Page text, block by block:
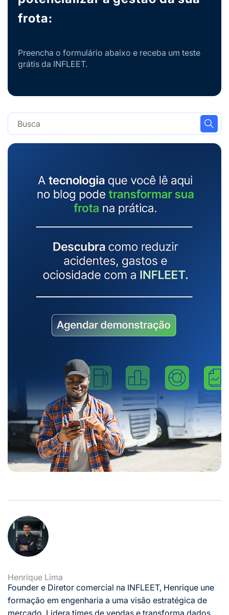
frota:
Preencha o formulário abaixo e receba um teste
grátis da INFLEET.
Henrique Lima
Founder e Diretor comercial na INFLEET, Henrique une
formação em engenharia a uma visão estratégica de